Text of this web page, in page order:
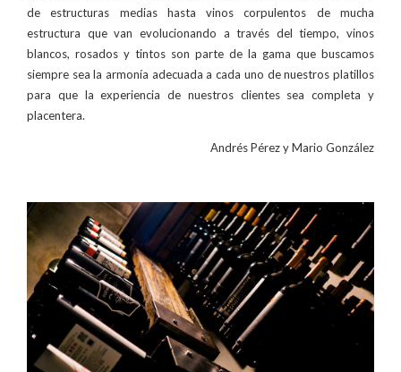
de estructuras medias hasta vinos corpulentos de mucha
estructura que van evolucionando a través del tiempo, vinos
blancos, rosados y tintos son parte de la gama que buscamos
siempre sea la armonía adecuada a cada uno de nuestros platillos
para que la experiencia de nuestros clientes sea completa y
placentera.
Andrés Pérez y Mario González